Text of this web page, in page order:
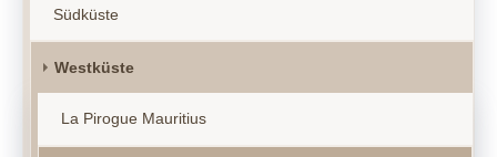
Südküste
Westküste
La Pirogue Mauritius